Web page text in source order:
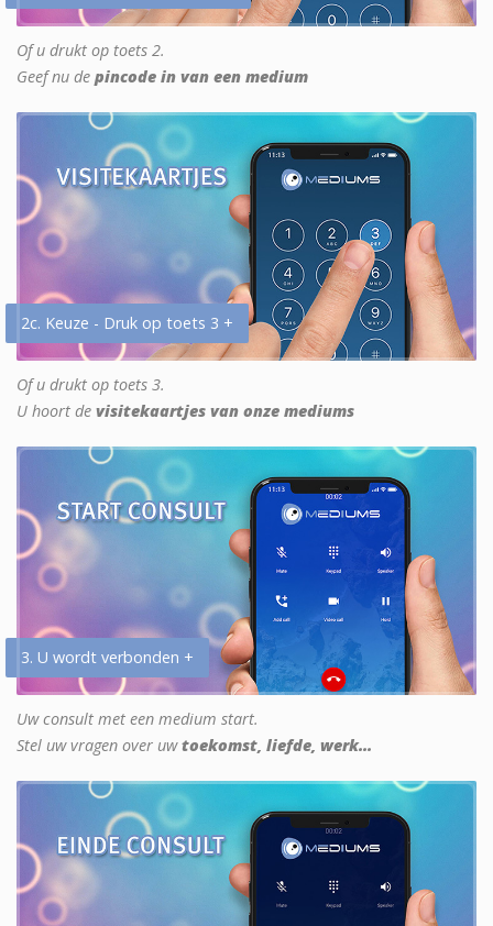
Of u drukt op toets 2.
Geef nu de pincode in van een medium
2c. Keuze - Druk op toets 3 +
Of u drukt op toets 3.
U hoort de visitekaartjes van onze mediums
3. U wordt verbonden +
Uw consult met een medium start.
Stel uw vragen over uwtoekomst, liefde, werk...